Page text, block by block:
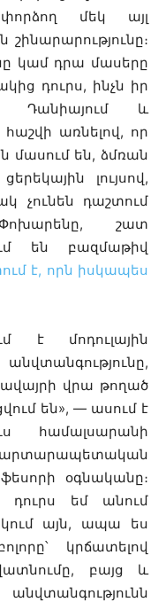
մեկ այլ
շինարարությունը։
կամ դրա մասերը
դուրս, ինչն իր
Դանիայում և
առնելով, որ
մասում են, ձմռան
լույսով,
չունեն դաշտում
շատ
են բազմաթիվ
է, որն իսկապես
է մոդուլային
վրա թողած
են», — ասում է
համալսարանի
օգնականը։
դուրս եմ անում
այն, ապա ես
կրճատելով
բայց և